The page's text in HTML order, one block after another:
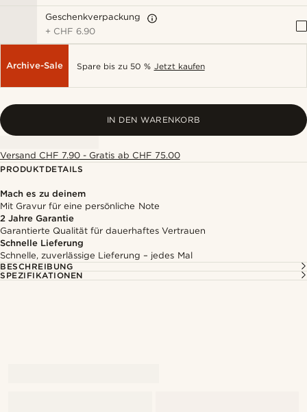
Geschenkverpackung
+ CHF 6.90
Archive-Sale Spare bis zu 50 % Jetzt kaufen
IN DEN WARENKORB
Versand CHF 7.90 - Gratis ab CHF 75.00
PRODUKTDETAILS
Mach es zu deinem
Mit Gravur für eine persönliche Note
2 Jahre Garantie
Garantierte Qualität für dauerhaftes Vertrauen
Schnelle Lieferung
Schnelle, zuverlässige Lieferung – jedes Mal
BESCHREIBUNG
SPEZIFIKATIONEN